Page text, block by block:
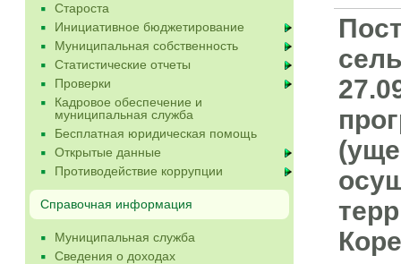
Староста
Инициативное бюджетирование
Муниципальная собственность
Статистические отчеты
Проверки
Кадровое обеспечение и
муниципальная служба
Бесплатная юридическая помощь
Открытые данные
Противодействие коррупции
Справочная информация
Муниципальная служба
Сведения о доходах